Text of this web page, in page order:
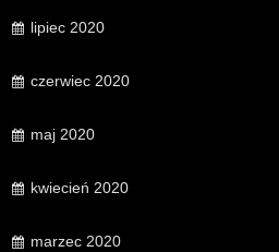
lipiec 2020
czerwiec 2020
maj 2020
kwiecień 2020
marzec 2020